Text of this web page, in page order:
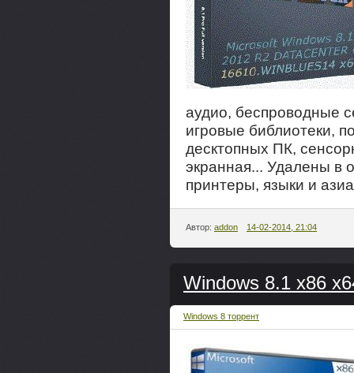
аудио, беспроводные
игровые библиотеки,
десктопных ПК,
экранная... Удалены в
принтеры, языки и
Автор: addon 14-02-2014, 21:04
Windows 8.1 x86
Windows 8 торрент